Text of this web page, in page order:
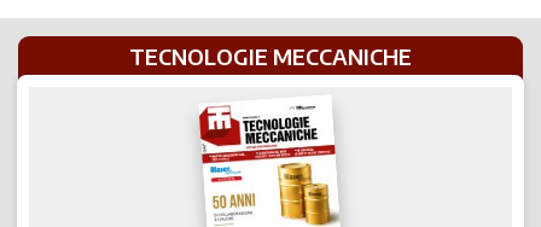
TECNOLOGIE MECCANICHE